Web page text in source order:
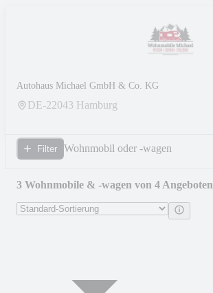
Autohaus Michael GmbH & Co. KG
DE-22043 Hamburg
Filter Wohnmobil oder -wagen
3 Wohnmobile & -wagen von 4 Angeboten